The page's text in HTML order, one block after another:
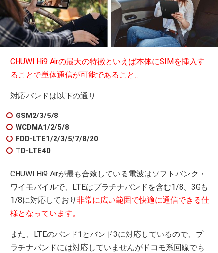
CHUWI Hi9 Airの最大の特徴といえば本体にSIMを挿入す
ることで単体通信が可能であること。
対応バンドは以下の通り
GSM 2/3/5/8
WCDMA1/2/5/8
FDD-LTE1/2/3/5/7/8/20
TD-LTE40
CHUWI Hi9 Airが最も合致している電波はソフトバンク・
ワイモバイルで、LTEはプラチナバンドを含む1/8、3Gも
1/8に対応しており非常に広い範囲で快適に通信できる仕
様となっています。
また、LTEのバンド1とバンド3に対応しているので、プ
ラチナバンドには対応していませんがドコモ系回線でも